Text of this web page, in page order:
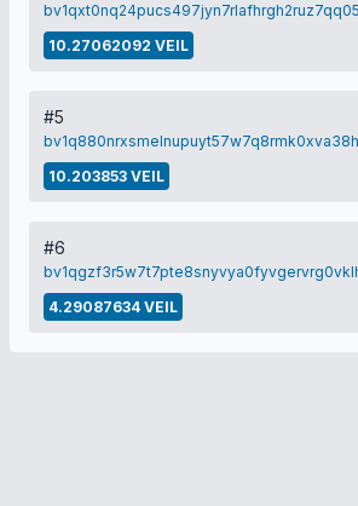
10.27062092 VEIL
#5
10.203853 VEIL
#6
4.29087634 VEIL